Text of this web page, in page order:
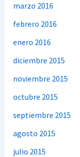
marzo 2016
febrero 2016
enero 2016
diciembre 2015
noviembre 2015
octubre 2015
septiembre 2015
agosto 2015
julio 2015